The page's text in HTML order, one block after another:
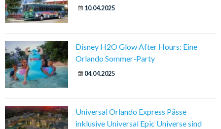
10.04.2025
Disney H2O Glow After Hours: Eine
Orlando Sommer-Party
04.04.2025
Universal Orlando Express Pässe
inklusive Universal Epic Universe sind